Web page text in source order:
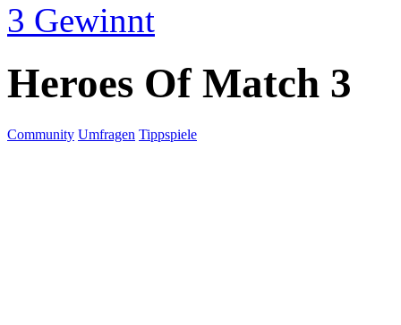
3 Gewinnt
Heroes Of Match 3
Community Umfragen Tippspiele